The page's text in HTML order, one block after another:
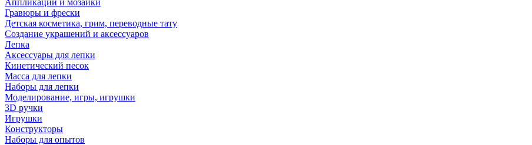
Аппликации и мозаики
Гравюры и фрески
Детская косметика, грим, переводные тату
Создание украшений и аксессуаров
Лепка
Аксессуары для лепки
Кинетический песок
Масса для лепки
Наборы для лепки
Моделирование, игры, игрушки
3D ручки
Игрушки
Конструкторы
Наборы для опытов